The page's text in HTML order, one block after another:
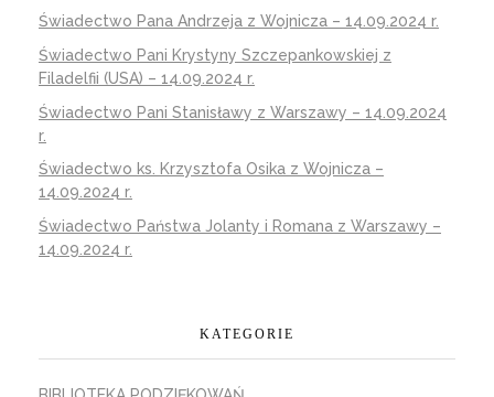
Świadectwo Pana Andrzeja z Wojnicza – 14.09.2024 r.
Świadectwo Pani Krystyny Szczepankowskiej z
Filadelfii (USA) – 14.09.2024 r.
Świadectwo Pani Stanisławy z Warszawy – 14.09.2024
r.
Świadectwo ks. Krzysztofa Osika z Wojnicza –
14.09.2024 r.
Świadectwo Państwa Jolanty i Romana z Warszawy –
14.09.2024 r.
KATEGORIE